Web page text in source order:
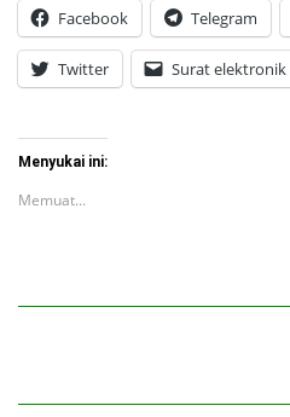
Facebook Telegram
Twitter Surat elektronik
Menyukai ini:
Memuat...